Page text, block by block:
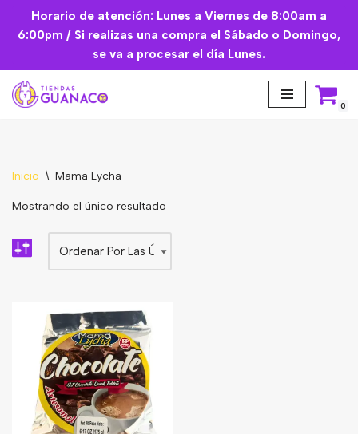
Saltar
contenido
Horario de atención: Lunes a Viernes de 8:00am a
6:00pm / Si realizas una compra el Sábado o Domingo,
se va a procesar el día Lunes.
0
Mascarilla facial
Básicos de Cocina
Granos
Harinas
Edulcorante
Inicio \ Mama Lycha
Mostrando el único resultado